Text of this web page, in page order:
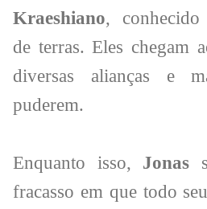
Kraeshiano,
de terras. Eles chegam
diversas alianças e
puderem.
Enquanto isso, Jonas
fracasso em que todo